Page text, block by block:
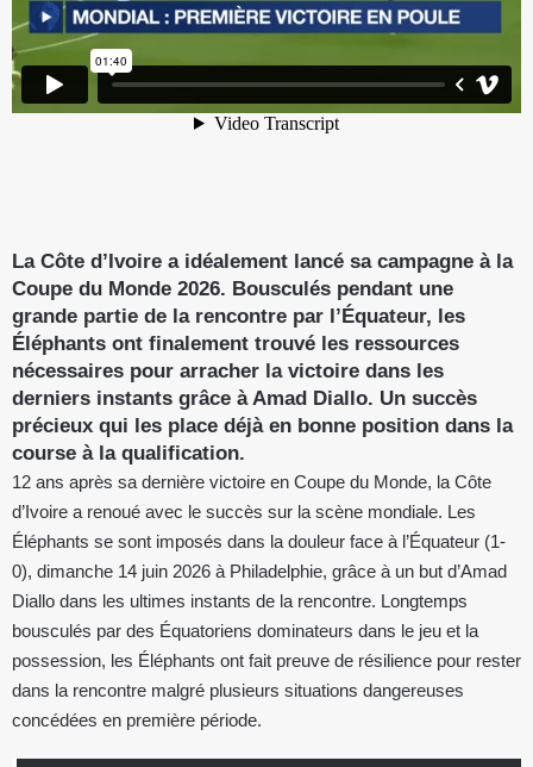
La Côte d’Ivoire a idéalement lancé sa campagne à la
Coupe du Monde 2026. Bousculés pendant une
grande partie de la rencontre par l’Équateur, les
Éléphants ont finalement trouvé les ressources
nécessaires pour arracher la victoire dans les
derniers instants grâce à Amad Diallo. Un succès
précieux qui les place déjà en bonne position dans la
course à la qualification.
12 ans après sa dernière victoire en Coupe du Monde, la Côte
d’Ivoire a renoué avec le succès sur la scène mondiale. Les
Éléphants se sont imposés dans la douleur face à l’Équateur (1-
0), dimanche 14 juin 2026 à Philadelphie, grâce à un but d’Amad
Diallo dans les ultimes instants de la rencontre. Longtemps
bousculés par des Équatoriens dominateurs dans le jeu et la
possession, les Éléphants ont fait preuve de résilience pour rester
dans la rencontre malgré plusieurs situations dangereuses
concédées en première période.